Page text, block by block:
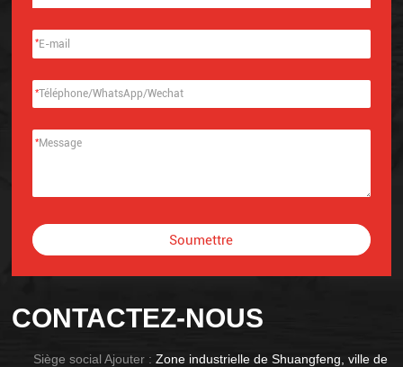
CONTACTEZ-NOUS
Siège social Ajouter : Zone industrielle de Shuangfeng, ville de
*
*
*
Soumettre